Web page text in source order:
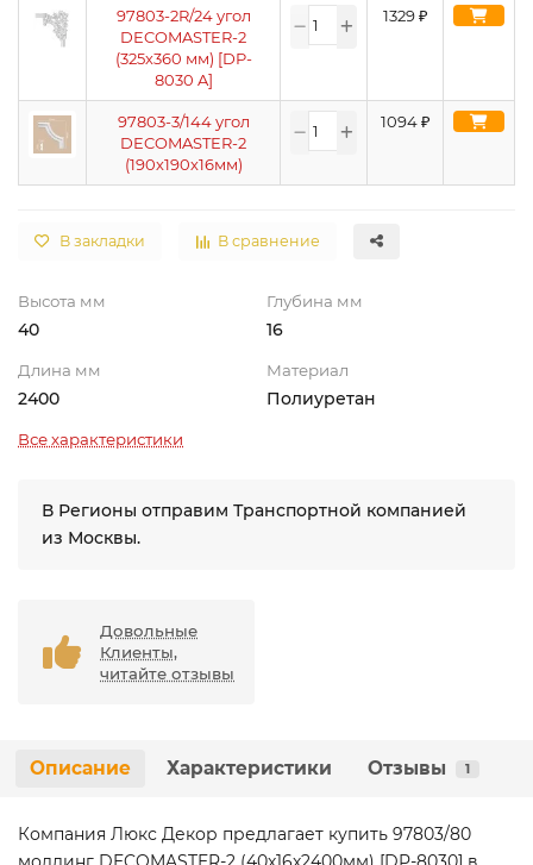
97803-2R/24 угол
DECOMASTER-2
(325х360 мм) [DP-
8030 A]
1329₽
97803-3/144 угол
DECOMASTER-2
(190х190х16мм)
1094₽
В закладки В сравнение
Высота мм
40
Глубина мм
16
Длина мм
2400
Материал
Полиуретан
Все характеристики
В Регионы отправим Транспортной компанией
из Москвы.
Довольные
Клиенты,
читайте отзывы
Описание Характеристики Отзывы 1
Компания Люкс Декор предлагает купить 97803/80